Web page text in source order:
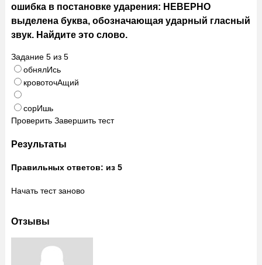
ошибка в постановке ударения: НЕВЕРНО
выделена буква, обозначающая ударный гласный
звук. Найдите это слово.
Задание 5из 5
обнялИсь
кровоточАщий
сорИшь
Проверить Завершить тест
Результаты
Правильных ответов: из 5
Начать тест заново
Отзывы